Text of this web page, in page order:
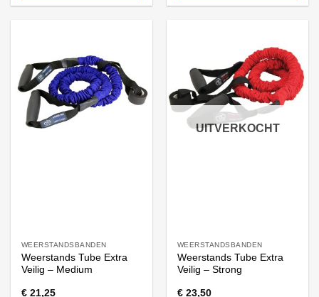
WEERSTANDSBANDEN
Weerstands Tube Extra
Veilig – Medium
€21,25
UITVERKOCHT
WEERSTANDSBANDEN
Weerstands Tube Extra
Veilig – Strong
€23,50